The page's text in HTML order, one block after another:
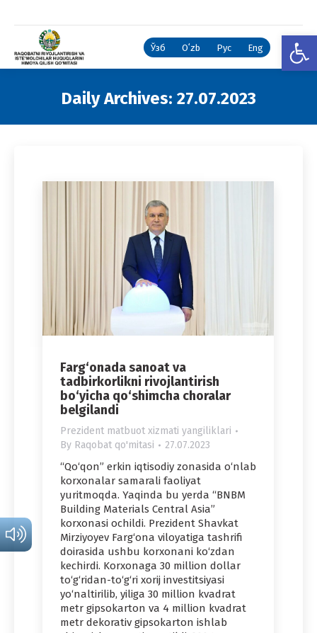
Ўзб Oʻzb Рус Eng
Daily Archives: 27.07.2023
Farg‘onada sanoat va
tadbirkorlikni rivojlantirish
bo‘yicha qo‘shimcha choralar
belgilandi
Prezident matbuot xizmati yangiliklari
By Raqobat qo'mitasi 27.07.2023
“Qo‘qon” erkin iqtisodiy zonasida o‘nlab
korxonalar samarali faoliyat
yuritmoqda. Yaqinda bu yerda “BNBM
Building Materials Central Asia”
korxonasi ochildi. Prezident Shavkat
Mirziyoyev Farg‘ona viloyatiga tashrifi
doirasida ushbu korxonani ko‘zdan
kechirdi. Korxonaga 30 million dollar
to‘g‘ridan-to‘g‘ri xorij investitsiyasi
yo‘naltirilib, yiliga 30 million kvadrat
metr gipsokarton va 4 million kvadrat
metr dekorativ gipsokarton ishlab